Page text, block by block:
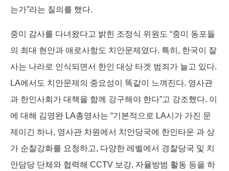
는가”라는 질의를 했다.
중미 감사를 다녀왔다고 밝힌 조정식 위원도 “중미 동포들
의 최대 현안과 애로사항도 치안문제였다. 특히, 한국이 잘
사는 나라로 인식되면서 한인 대상 타겟 범죄가 늘고 있다.
LA에서도 치안문제의 중요성이 똑같이 느껴진다. 영사관
과 한인사회가 대책을 함께 강구해야 한다”고 강조했다. 이
에 대해 김영완 LA총영사는 “기본적으로 LA시가 가진 문
제이긴 하나, 영사관 차원에서 치안당국에 한인타운 과 상
가 순찰강화를 요청하고, 다양한 레벨에서 경찰당국 및 치
안담당 단체와 협력해 CCTV 보강, 자율방범 활동 등을 하